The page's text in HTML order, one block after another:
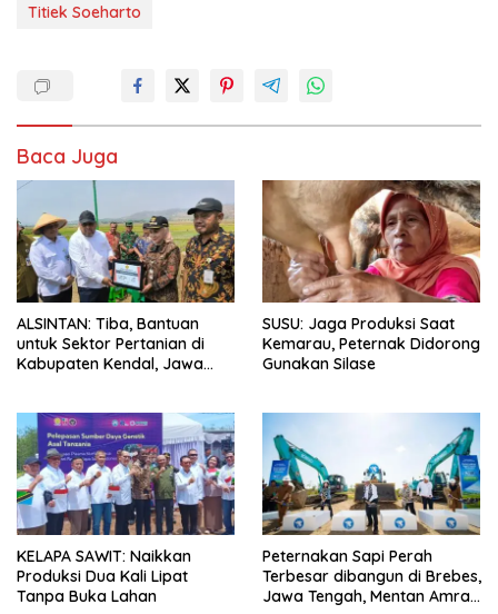
Titiek Soeharto
Baca Juga
ALSINTAN: Tiba, Bantuan
untuk Sektor Pertanian di
Kabupaten Kendal, Jawa
SUSU: Jaga Produksi Saat
Kemarau, Peternak Didorong
Gunakan Silase
KELAPA SAWIT: Naikkan
Produksi Dua Kali Lipat
Tanpa Buka Lahan
Peternakan Sapi Perah
Terbesar dibangun di Brebes,
Jawa Tengah, Mentan Amran